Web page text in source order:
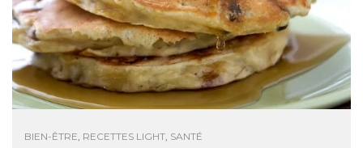
BIEN-ÊTRE, RECETTES LIGHT, SANTÉ